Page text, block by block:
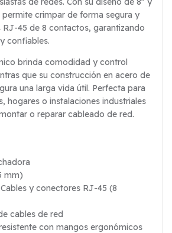
crimpar de forma segura y
45 de 8 contactos, garantizando
confiables.
brinda comodidad y control
que su construcción en acero de
una larga vida útil. Perfecta para
hogares o instalaciones industriales
o reparar cableado de red.
mm)
y conectores RJ-45 (8
cables de red
con mangos ergonómicos